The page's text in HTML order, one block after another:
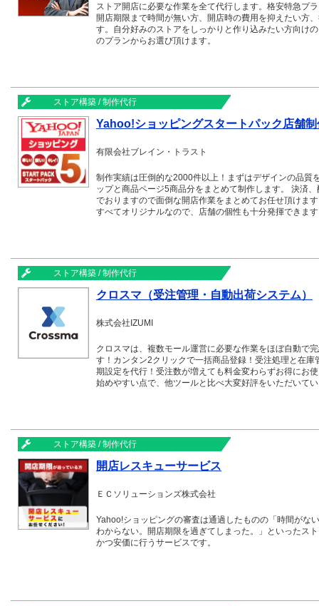
ストア開店に必要な作業を全て代行します。格安特急プ
開店期限まで時間が無い方、開店時の費用を抑えたい方
す。自分好みのストアをしっかりと作り込みたい方向け
のプランからお選び頂けます。
ストア構築 / 制作代行
Yahoo!ショッピングスタートパック店舗
有限会社ブレイン・トラスト
制作実績は圧倒的な2000件以上！まずはデザインの品質
ップと商品ページ5商品分をまとめて制作します。 決済
でおりますので面倒な開店作業をまとめてお任せ頂けま
すべてオリジナルなので、店舗の個性も十分発揮できま
ストア構築 / 制作代行
クロスマ（受注管理・自動出荷システム）
株式会社IZUMI
クロスマは、複数モール運営に必要な作業をほぼ自動で
す！カンタン2クリックで一括商品登録！受注処理と在
期設定を代行！受注数が増えても料金変わらずお得にお
始めやすい点で、他ツールと比べ大変好評をいただいて
ストア構築 / 制作代行
開店レスキューサービス
ＥＣソリューションズ株式会社
Yahoo!ショッピングの審査は通過したものの「時間がな
わからない。開店期限を過ぎてしまった。」といったス
かつ安価に行うサービスです。